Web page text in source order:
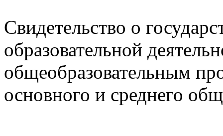
Свидетельство о
образовательной
общеобразовательным
основного и среднего